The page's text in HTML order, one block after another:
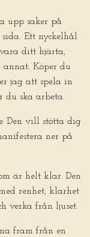
upp saker på
Ett nyckelhål
ditt hjärta,
Köper du
jag att spela in
ska arbeta.
Den vill stötta dig
ner på
är helt klar. Den
renhet, klarhet
verka från ljuset.
fram från en